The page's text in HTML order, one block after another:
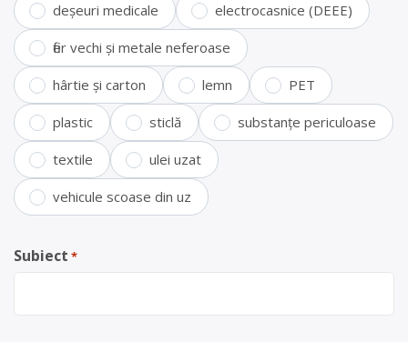
deșeuri medicale electrocasnice (DEEE)
fier vechi și metale neferoase
hârtie și carton lemn PET
plastic sticlă substanțe periculoase
textile ulei uzat
vehicule scoase din uz
Subiect *